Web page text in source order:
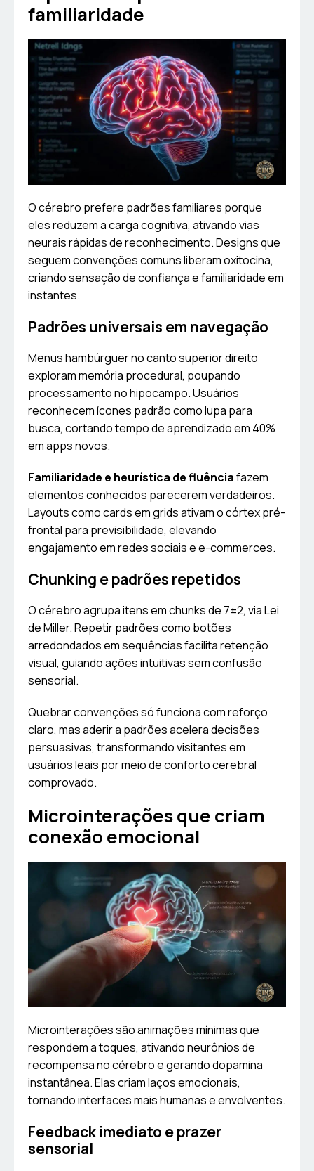
familiaridade
O cérebro prefere padrões familiares porque
eles reduzem a carga cognitiva, ativando vias
neurais rápidas de reconhecimento. Designs que
seguem convenções comuns liberam oxitocina,
criando sensação de confiança e familiaridade em
instantes.
Padrões universais em navegação
Menus hambúrguer no canto superior direito
exploram memória procedural, poupando
processamento no hipocampo. Usuários
reconhecem ícones padrão como lupa para
busca, cortando tempo de aprendizado em 40%
em apps novos.
Familiaridade e heurística de fluênciafazem
elementos conhecidos parecerem verdadeiros.
Layouts como cards em grids ativam o córtex pré-
frontal para previsibilidade, elevando
engajamento em redes sociais e e-commerces.
Chunking e padrões repetidos
O cérebro agrupa itens em chunks de 7±2, via Lei
de Miller. Repetir padrões como botões
arredondados em sequências facilita retenção
visual, guiando ações intuitivas sem confusão
sensorial.
Quebrar convenções só funciona com reforço
claro, mas aderir a padrões acelera decisões
persuasivas, transformando visitantes em
usuários leais por meio de conforto cerebral
comprovado.
Microinterações que criam
conexão emocional
Microinterações são animações mínimas que
respondem a toques, ativando neurônios de
recompensa no cérebro e gerando dopamina
instantânea. Elas criam laços emocionais,
tornando interfaces mais humanas e envolventes.
Feedback imediato e prazer
sensorial